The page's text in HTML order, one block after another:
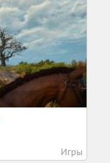
Игры